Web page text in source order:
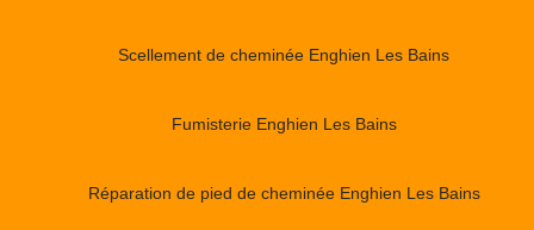
Scellement de cheminée Enghien Les Bains
Fumisterie Enghien Les Bains
Réparation de pied de cheminée Enghien Les Bains